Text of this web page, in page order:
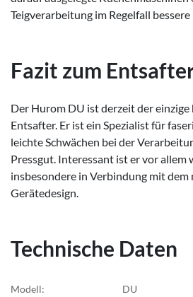
Teigverarbeitung im Regelfall bessere
Fazit zum
Der Hurom DU ist derzeit der
Entsafter. Er ist ein Spezialist für
leichte Schwächen bei der
Pressgut. Interessant ist er vor allem
insbesondere in Verbindung mit dem
Gerätedesign.
Technische Daten
Modell:
DU